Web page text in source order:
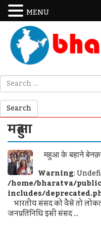
महुआ
महुआ के बहाने
Warning:
/home/bharatva/
includes/
भारतीय संसद को वैसे तो
जनप्रतिनिधि इसी संसद ...
MENU